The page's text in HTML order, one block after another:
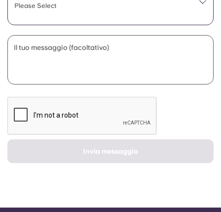
Please Select
Il tuo messaggio (facoltativo)
Invia messaggio